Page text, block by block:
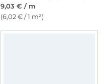
9,03 € / m
(6,02 € / 1 m²)